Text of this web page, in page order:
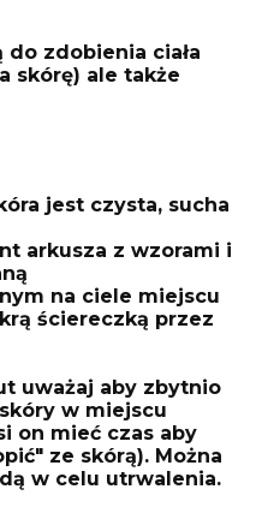
zdobienia ciała
skórę) ale także
jest czysta, sucha
arkusza z wzorami i
na ciele miejscu
ściereczką przez
uważaj aby zbytnio
w miejscu
on mieć czas aby
ze skórą). Można
w celu utrwalenia.